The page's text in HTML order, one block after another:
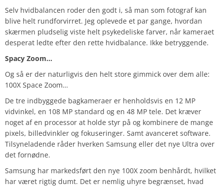
Selv hvidbalancen roder den godt i, så man som fotograf kan
blive helt rundforvirret. Jeg oplevede et par gange, hvordan
skærmen pludselig viste helt psykedeliske farver, når kameraet
desperat ledte efter den rette hvidbalance. Ikke betryggende.
Spacy Zoom…
Og så er der naturligvis den helt store gimmick over dem alle:
100X Space Zoom…
De tre indbyggede bagkameraer er henholdsvis en 12 MP
vidvinkel, en 108 MP standard og en 48 MP tele. Det kræver
noget af en processor at holde styr på og kombinere de mange
pixels, billedvinkler og fokuseringer. Samt avanceret software.
Tilsyneladende råder hverken Samsung eller det nye Ultra over
det fornødne.
Samsung har markedsført den nye 100X zoom benhårdt, hvilket
har været rigtig dumt. Det er nemlig uhyre begrænset, hvad